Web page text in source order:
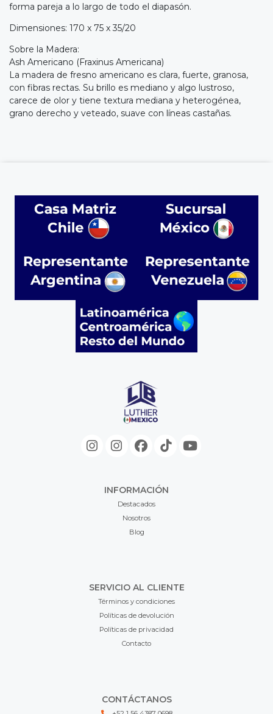
forma pareja a lo largo de todo el diapasón.
Dimensiones: 170 x 75 x 35/20
Sobre la Madera:
Ash Americano (Fraxinus Americana)
La madera de fresno americano es clara, fuerte, granosa,
con fibras rectas. Su brillo es mediano y algo lustroso,
carece de olor y tiene textura mediana y heterogénea,
grano derecho y veteado, suave con líneas castañas.
INFORMACIÓN
Destacados
Nosotros
Blog
SERVICIO AL CLIENTE
Términos y condiciones
Políticas de devolución
Políticas de privacidad
Contacto
CONTÁCTANOS